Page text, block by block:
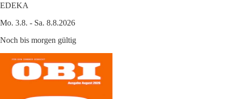
EDEKA
Mo. 3.8. - Sa. 8.8.2026
Noch bis morgen gültig